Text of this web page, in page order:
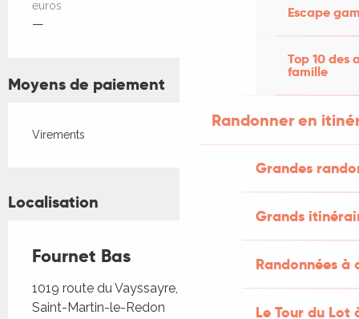
Escape
Top 10 des
famille
Randonner en
Grandes
Grands
Randonnées
Le Tour du Lot
euros
—
Moyens de paiement
Virements
Localisation
Fournet Bas
1019 route du Vayssayre, Fournet Bas, 46700
Saint-Martin-le-Redon